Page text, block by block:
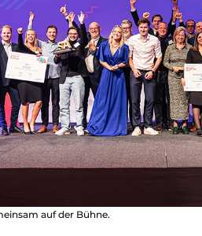
auf der Bühne.